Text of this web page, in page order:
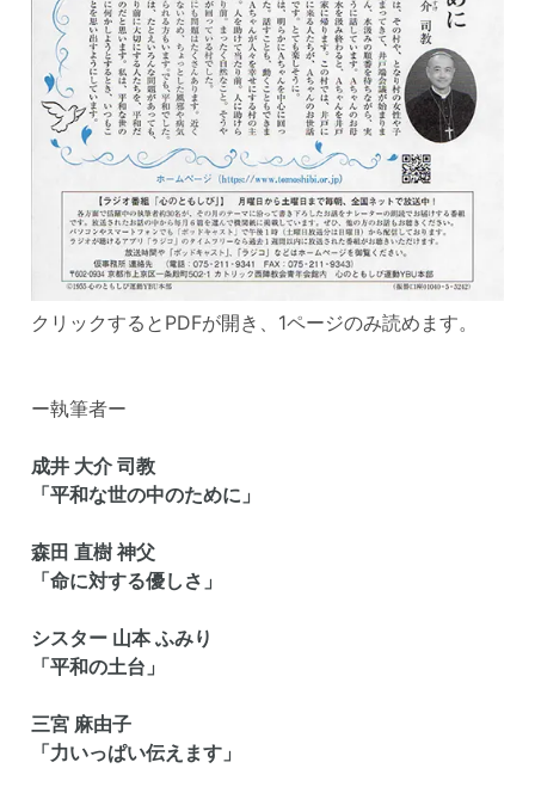
クリックするとPDFが開き、1ページのみ読めます。
ー執筆者ー
成井 大介 司教
「平和な世の中のために」
森田 直樹 神父
「命に対する優しさ」
シスター 山本 ふみり
「平和の土台」
三宮 麻由子
「力いっぱい伝えます」